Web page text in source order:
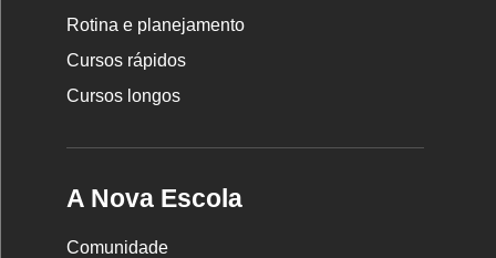
Rotina e planejamento
Cursos rápidos
Cursos longos
A Nova Escola
Comunidade